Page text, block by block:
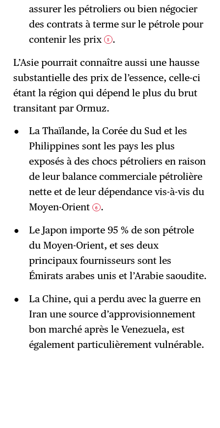
assurer les pétroliers ou bien négocier
des contrats à terme sur le pétrole pour
contenir les prix
5 .
L’Asie pourrait connaître aussi une hausse
substantielle des prix de l’essence, celle-ci
étant la région qui dépend le plus du brut
transitant par Ormuz.
La Thaïlande, la Corée du Sud et les
Philippines sont les pays les plus
exposés à des chocs pétroliers en raison
de leur balance commerciale pétrolière
nette et de leur dépendance vis-à-vis du
Moyen-Orient
6 .
Le Japon importe 95 % de son pétrole
du Moyen-Orient, et ses deux
principaux fournisseurs sont les
Émirats arabes unis et l’Arabie saoudite.
La Chine, qui a perdu avec la guerre en
Iran une source d’approvisionnement
bon marché après le Venezuela, est
également particulièrement vulnérable.